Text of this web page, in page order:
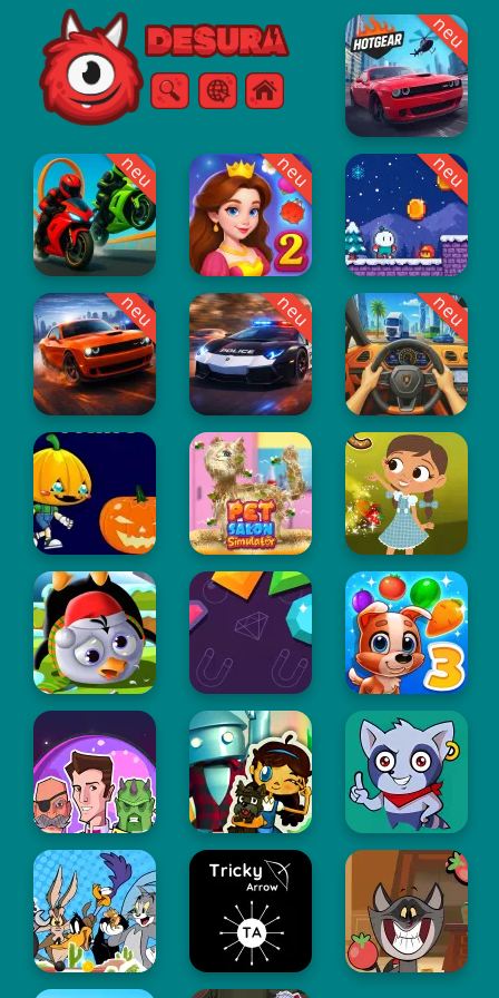
Free Online Games
SucheSpeisekarte
neu
neu neu neu
neu neu neu